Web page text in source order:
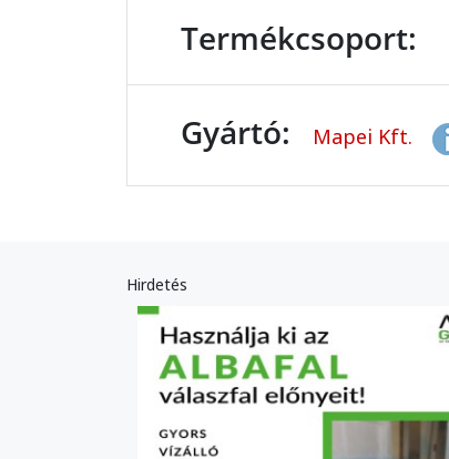
Termékcsoport:
Gyártó: Mapei Kft.
Hirdetés